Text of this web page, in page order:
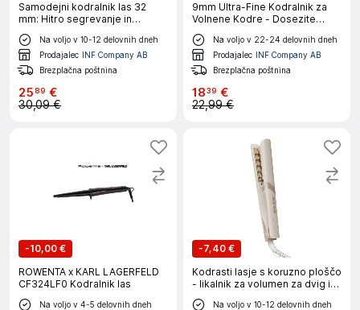
Samodejni kodralnik las 32
mm: Hitro segrevanje in
lahkotni valovi Green
Na voljo v 10-12 delovnih dneh
Prodajalec INF Company AB
Brezplačna poštnina
2589 €
30,09 €
9mm Ultra-Fine Kodralnik za
Volnene Kodre - Dosezite
Popolne Retro Kodre
Na voljo v 22-24 delovnih dneh
Prodajalec INF Company AB
Brezplačna poštnina
1839 €
22,99 €
-10,00 €
ROWENTA x KARL LAGERFELD
CF324LF0 Kodralnik las
Na voljo v 4-5 delovnih dneh
-7,40 €
Kodrasti lasje s koruzno ploščo
- likalnik za volumen za dvig in
oblikovanje Beige
Na voljo v 10-12 delovnih dneh